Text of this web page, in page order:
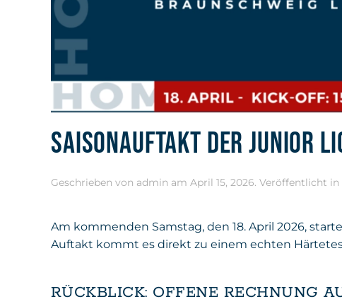
SAISONAUFTAKT DER JUNIOR
Geschrieben von admin am April 15, 2026. Veröffentlicht in
Am kommenden Samstag, den 18. April 2026,
Auftakt kommt es direkt zu einem echten
RÜCKBLICK: OFFENE RECHNUNG